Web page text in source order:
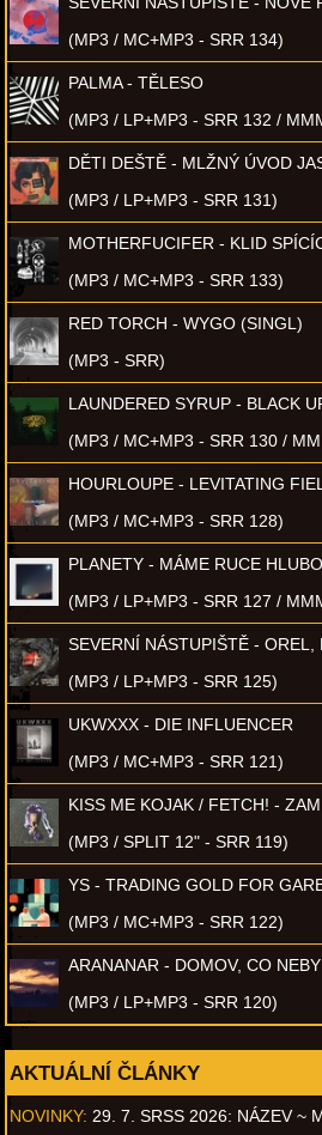
(MP3 / MC+MP3 - SRR 134)
PALMA - TĚLESO
(MP3 / LP+MP3 - SRR 132 /
DĚTI DEŠTĚ - MLŽNÝ ÚVOD
(MP3 / LP+MP3 - SRR 131)
MOTHERFUCIFER - KLID
(MP3 / MC+MP3 - SRR 133)
RED TORCH - WYGO (SINGL)
(MP3 - SRR)
LAUNDERED SYRUP - BLACK
(MP3 / MC+MP3 - SRR 130 /
HOURLOUPE - LEVITATING
(MP3 / MC+MP3 - SRR 128)
PLANETY - MÁME RUCE
(MP3 / LP+MP3 - SRR 127 /
SEVERNÍ NÁSTUPIŠTĚ - OREL,
(MP3 / LP+MP3 - SRR 125)
UKWXXX - DIE INFLUENCER
(MP3 / MC+MP3 - SRR 121)
KISS ME KOJAK / FETCH! -
(MP3 / SPLIT 12" - SRR 119)
YS - TRADING GOLD FOR
(MP3 / MC+MP3 - SRR 122)
ARANANAR - DOMOV, CO
(MP3 / LP+MP3 - SRR 120)
AKTUÁLNÍ ČLÁNKY
NOVINKY: 29. 7. SRSS 2026: NÁZEV ~